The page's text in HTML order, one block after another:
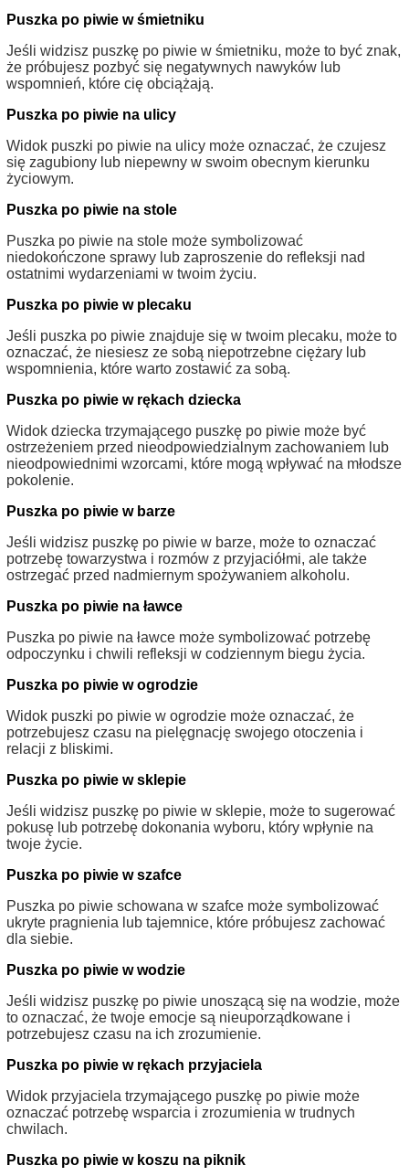
Puszka po piwie w śmietniku
Jeśli widzisz puszkę po piwie w śmietniku, może to być znak,
że próbujesz pozbyć się negatywnych nawyków lub
wspomnień, które cię obciążają.
Puszka po piwie na ulicy
Widok puszki po piwie na ulicy może oznaczać, że czujesz
się zagubiony lub niepewny w swoim obecnym kierunku
życiowym.
Puszka po piwie na stole
Puszka po piwie na stole może symbolizować
niedokończone sprawy lub zaproszenie do refleksji nad
ostatnimi wydarzeniami w twoim życiu.
Puszka po piwie w plecaku
Jeśli puszka po piwie znajduje się w twoim plecaku, może to
oznaczać, że niesiesz ze sobą niepotrzebne ciężary lub
wspomnienia, które warto zostawić za sobą.
Puszka po piwie w rękach dziecka
Widok dziecka trzymającego puszkę po piwie może być
ostrzeżeniem przed nieodpowiedzialnym zachowaniem lub
nieodpowiednimi wzorcami, które mogą wpływać na młodsze
pokolenie.
Puszka po piwie w barze
Jeśli widzisz puszkę po piwie w barze, może to oznaczać
potrzebę towarzystwa i rozmów z przyjaciółmi, ale także
ostrzegać przed nadmiernym spożywaniem alkoholu.
Puszka po piwie na ławce
Puszka po piwie na ławce może symbolizować potrzebę
odpoczynku i chwili refleksji w codziennym biegu życia.
Puszka po piwie w ogrodzie
Widok puszki po piwie w ogrodzie może oznaczać, że
potrzebujesz czasu na pielęgnację swojego otoczenia i
relacji z bliskimi.
Puszka po piwie w sklepie
Jeśli widzisz puszkę po piwie w sklepie, może to sugerować
pokusę lub potrzebę dokonania wyboru, który wpłynie na
twoje życie.
Puszka po piwie w szafce
Puszka po piwie schowana w szafce może symbolizować
ukryte pragnienia lub tajemnice, które próbujesz zachować
dla siebie.
Puszka po piwie w wodzie
Jeśli widzisz puszkę po piwie unoszącą się na wodzie, może
to oznaczać, że twoje emocje są nieuporządkowane i
potrzebujesz czasu na ich zrozumienie.
Puszka po piwie w rękach przyjaciela
Widok przyjaciela trzymającego puszkę po piwie może
oznaczać potrzebę wsparcia i zrozumienia w trudnych
chwilach.
Puszka po piwie w koszu na piknik